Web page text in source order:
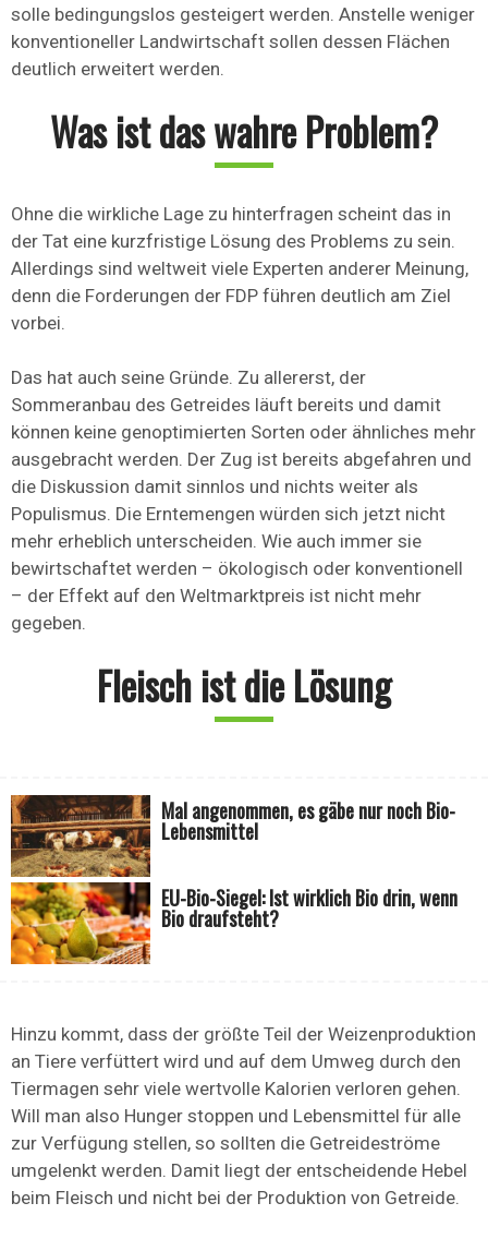
solle bedingungslos gesteigert werden. Anstelle weniger
konventioneller Landwirtschaft sollen dessen Flächen
deutlich erweitert werden.
Was ist das wahre Problem?
Ohne die wirkliche Lage zu hinterfragen scheint das in
der Tat eine kurzfristige Lösung des Problems zu sein.
Allerdings sind weltweit viele Experten anderer Meinung,
denn die Forderungen der FDP führen deutlich am Ziel
vorbei.
Das hat auch seine Gründe. Zu allererst, der
Sommeranbau des Getreides läuft bereits und damit
können keine genoptimierten Sorten oder ähnliches mehr
ausgebracht werden. Der Zug ist bereits abgefahren und
die Diskussion damit sinnlos und nichts weiter als
Populismus. Die Erntemengen würden sich jetzt nicht
mehr erheblich unterscheiden. Wie auch immer sie
bewirtschaftet werden – ökologisch oder konventionell
– der Effekt auf den Weltmarktpreis ist nicht mehr
gegeben.
Fleisch ist die Lösung
Mal angenommen, es gäbe nur noch Bio-
Lebensmittel
EU-Bio-Siegel: Ist wirklich Bio drin, wenn
Bio draufsteht?
Hinzu kommt, dass der größte Teil der Weizenproduktion
an Tiere verfüttert wird und auf dem Umweg durch den
Tiermagen sehr viele wertvolle Kalorien verloren gehen.
Will man also Hunger stoppen und Lebensmittel für alle
zur Verfügung stellen, so sollten die Getreideströme
umgelenkt werden. Damit liegt der entscheidende Hebel
beim Fleisch und nicht bei der Produktion von Getreide.